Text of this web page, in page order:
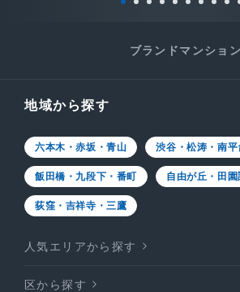
ブランドマンショ
地域から探す
六本木・赤坂・青山 渋谷・松涛・南平
飯田橋・九段下・番町 自由が丘・田園
荻窪・吉祥寺・三鷹
人気エリアから探す
区から探す